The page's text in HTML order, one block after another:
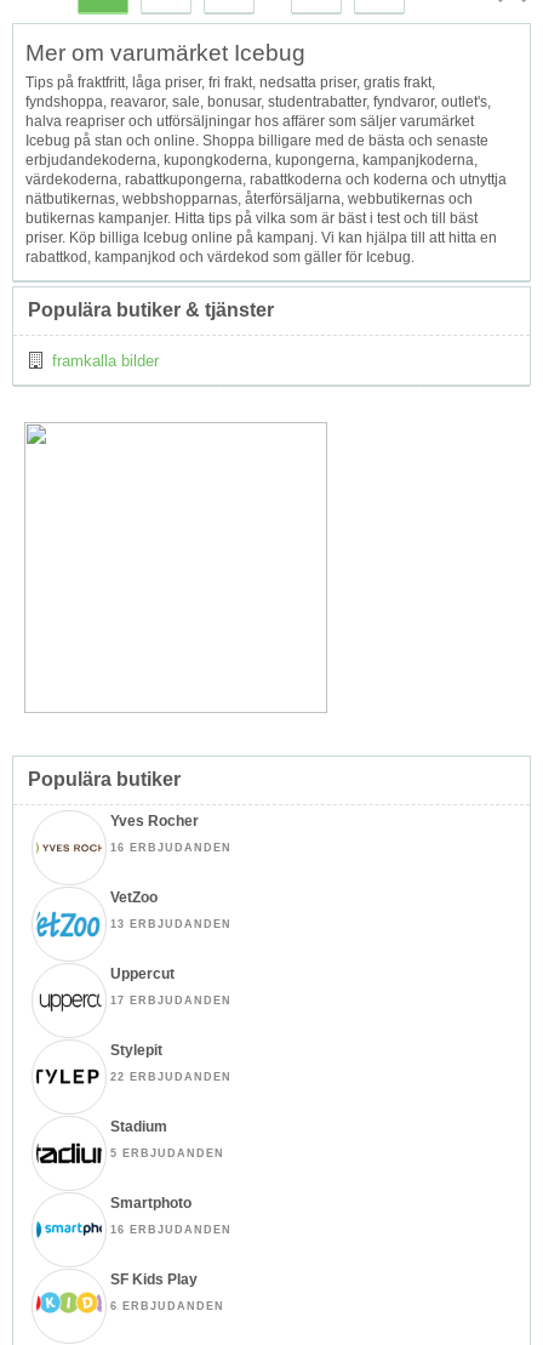
Topp
Mer om varumärket Icebug
Tips på fraktfritt, låga priser, fri frakt, nedsatta priser, gratis frakt,
fyndshoppa, reavaror, sale, bonusar, studentrabatter, fyndvaror, outlet's,
halva reapriser och utförsäljningar hos affärer som säljer varumärket
Icebug på stan och online. Shoppa billigare med de bästa och senaste
erbjudandekoderna, kupongkoderna, kupongerna, kampanjkoderna,
värdekoderna, rabattkupongerna, rabattkoderna och koderna och utnyttja
nätbutikernas, webbshopparnas, återförsäljarna, webbutikernas och
butikernas kampanjer. Hitta tips på vilka som är bäst i test och till bäst
priser. Köp billiga Icebug online på kampanj. Vi kan hjälpa till att hitta en
rabattkod, kampanjkod och värdekod som gäller för Icebug.
Populära butiker & tjänster
framkalla bilder
Populära butiker
Yves Rocher
16 ERBJUDANDEN
VetZoo
13 ERBJUDANDEN
Uppercut
17 ERBJUDANDEN
Stylepit
22 ERBJUDANDEN
Stadium
5 ERBJUDANDEN
Smartphoto
16 ERBJUDANDEN
SF Kids Play
6 ERBJUDANDEN